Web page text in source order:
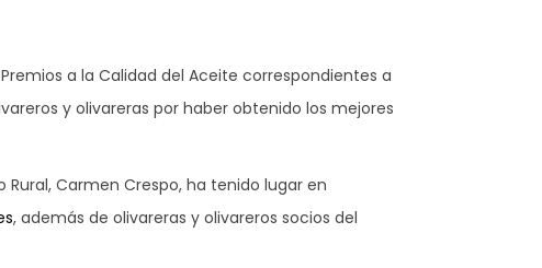
a la Calidad del Aceite correspondientes a
y olivareras por haber obtenido los mejores
Carmen Crespo, ha tenido lugar en
, además de olivareras y olivareros socios del